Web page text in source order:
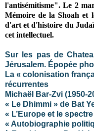
l'antisémitisme". Le 2
Mémoire de la Shoah et
d'art et d'histoire du
cet intellectuel.
Sur les pas de
Jérusalem. Épopée
La « colonisation
récurrentes
Michaël Bar-Zvi (1950-
« Le Dhimmi » de Bat
« L’Europe et le
« Autobiographie